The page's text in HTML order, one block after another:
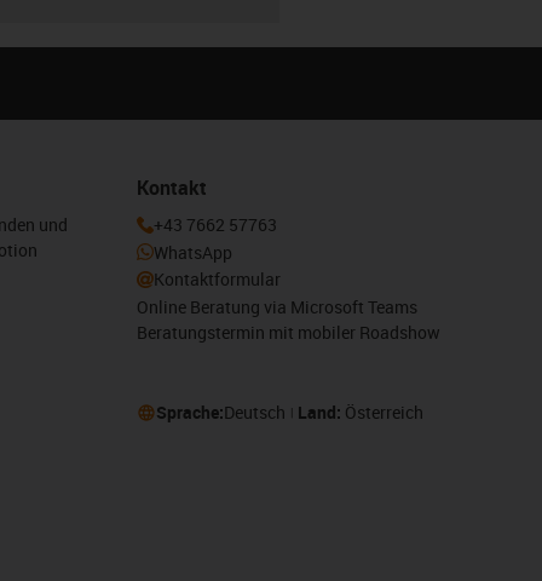
und
Kontakt
+43 7662 57763
WhatsApp
Kontaktformular
Online Beratung via Microsoft Teams
Beratungstermin mit mobiler Roadshow
Sprache:Deutsch Land: Österreich